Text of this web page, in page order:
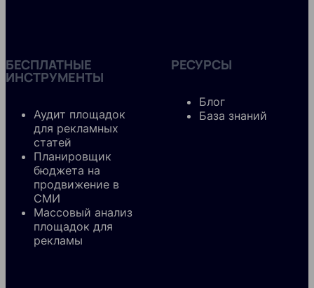
БЕСПЛАТНЫЕ
ИНСТРУМЕНТЫ
Аудит площадок
для рекламных
статей
Планировщик
бюджета на
продвижение в
СМИ
Массовый анализ
площадок для
рекламы
РЕСУРСЫ
Блог
База знаний